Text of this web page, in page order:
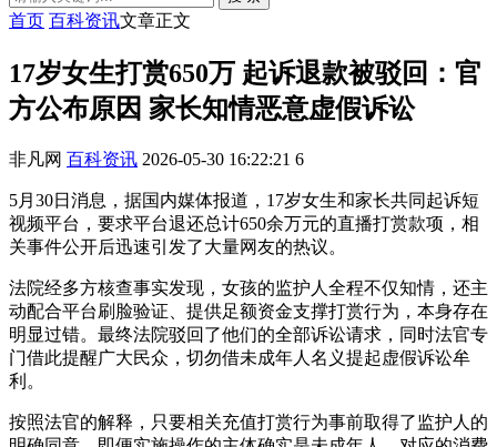
首页 百科资讯文章正文
17岁女生打赏650万 起诉退款被驳回：官
方公布原因 家长知情恶意虚假诉讼
非凡网 百科资讯 2026-05-30 16:22:21 6
5月30日消息，据国内媒体报道，17岁女生和家长共同起诉短
视频平台，要求平台退还总计650余万元的直播打赏款项，相
关事件公开后迅速引发了大量网友的热议。
法院经多方核查事实发现，女孩的监护人全程不仅知情，还主
动配合平台刷脸验证、提供足额资金支撑打赏行为，本身存在
明显过错。最终法院驳回了他们的全部诉讼请求，同时法官专
门借此提醒广大民众，切勿借未成年人名义提起虚假诉讼牟
利。
按照法官的解释，只要相关充值打赏行为事前取得了监护人的